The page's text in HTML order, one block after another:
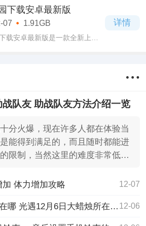
最新版下载玩家在这里将扮演
中的痛苦经历所压迫而导致于
下载安卓最新版
07 1.91GB
载安卓最新版是一款全新上线
详情
队友 助战队友方法介绍一览
分火爆，现在许多人都在体验当
能得到满足的，而且随时都能进
限制，当然这里的难度非常低，
体力增加攻略 12-07
光遇12月6日大蜡烛在哪 光遇12月6日大蜡烛所在位置 12-06